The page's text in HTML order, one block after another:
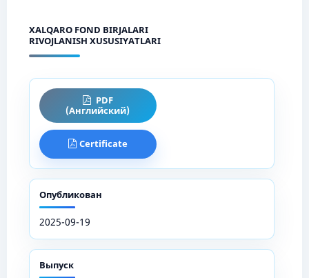
XALQARO FOND BIRJALARI
RIVOJLANISH XUSUSIYATLARI
PDF
(Английский)
Certificate
Опубликован
2025-09-19
Выпуск